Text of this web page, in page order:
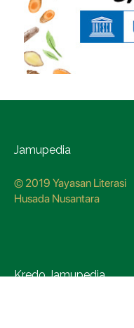
Jamupedia
© 2019 Yayasan Literasi
Husada Nusantara
Kredo Jamupedia